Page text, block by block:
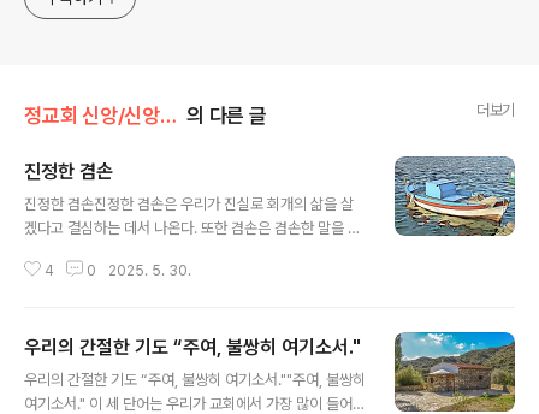
정교회 신앙/신앙 탐구 의 다른 글 더보기
진정한 겸손
진정한 겸손진정한 겸손은 우리가 진실로 회개의 삶을 살
겠다고 결심하는 데서 나온다. 또한 겸손은 겸손한 말을 한
천을 통해 나온다. 남을 판단하지 않고 영혼의 유익이 없는
하는 소리:에 상처받기보다는 우리의 죄와 잘못을 생각하
고, 하느님과 각자의 영적 아버지께 순종하는 덕을 보여야
한다. 우리는 자신의 의견에 집착하지 말아야 하고 타인의
4 0 2025. 5. 30.
우리의 간절한 기도 “주여, 불쌍히 여기소서."
우리의 간절한 기도 “주여, 불쌍히 여기소서.""주여, 불쌍히
여기소서." 이 세 단어는 우리가 교회에서 가장 많이 들어서